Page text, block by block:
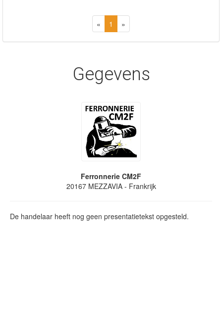
« 1 »
Gegevens
Ferronnerie CM2F
20167 MEZZAVIA- Frankrijk
De handelaar heeft nog geen presentatietekst opgesteld.